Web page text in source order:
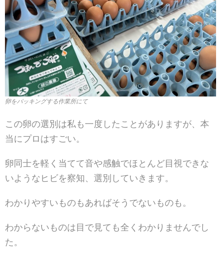
卵をパッキングする作業所にて
この卵の選別は私も一度したことがありますが、本
当にプロはすごい。
卵同士を軽く当てて音や感触でほとんど目視できな
いようなヒビを察知、選別していきます。
わかりやすいものもあればそうでないものも。
わからないものは目で見ても全くわかりませんでし
た。